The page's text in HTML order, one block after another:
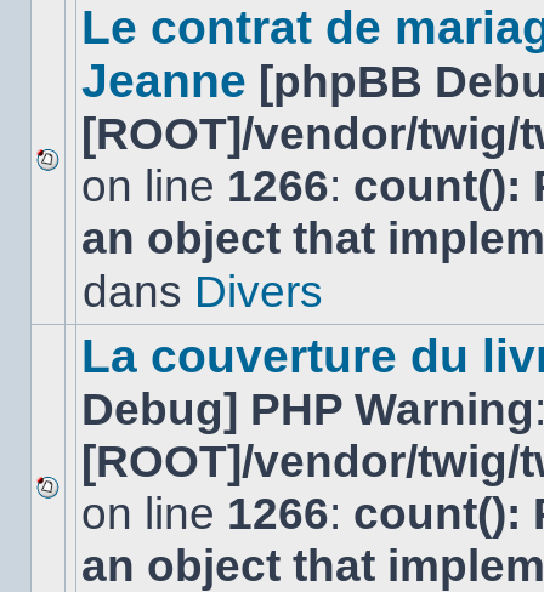
Aucun
nouveau
message
non-
dans
Le contrat de
Jeanne [phpBB
[ROOT]/vendor/
on line 1266: count():
an object that
dans Divers
Aucun
nouveau
message
non-
La couverture du
Debug] PHP Warning
[ROOT]/vendor/
on line 1266: count():
an object that